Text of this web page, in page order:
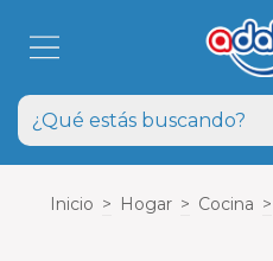
Inicio > Hogar > Cocina >